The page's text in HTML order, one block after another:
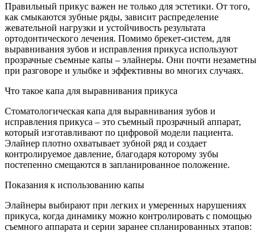
Правильный прикус важен не только для эстетики. От того,
как смыкаются зубные ряды, зависит распределение
жевательной нагрузки и устойчивость результата
ортодонтического лечения. Помимо брекет-систем, для
выравнивания зубов и исправления прикуса используют
прозрачные съемные капы – элайнеры. Они почти незаметны
при разговоре и улыбке и эффективны во многих случаях.
Что такое капа для выравнивания прикуса
Стоматологическая капа для выравнивания зубов и
исправления прикуса – это съемный прозрачный аппарат,
который изготавливают по цифровой модели пациента.
Элайнер плотно охватывает зубной ряд и создает
контролируемое давление, благодаря которому зубы
постепенно смещаются в запланированное положение.
Показания к использованию капы
Элайнеры выбирают при легких и умеренных нарушениях
прикуса, когда динамику можно контролировать с помощью
съемного аппарата и серии заранее спланированных этапов: